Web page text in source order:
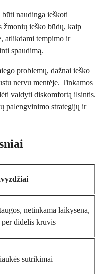
būti naudinga ieškoti
žmonių ieško būdų, kaip
atlikdami tempimo ir
spaudimą.
problemų, dažnai ieško
nervu mentėje. Tinkamos
valdyti diskomfortą ilsintis.
palengvinimo strategijų ir
netinkama laikysena,
per didelis krūvis
sutrikimai